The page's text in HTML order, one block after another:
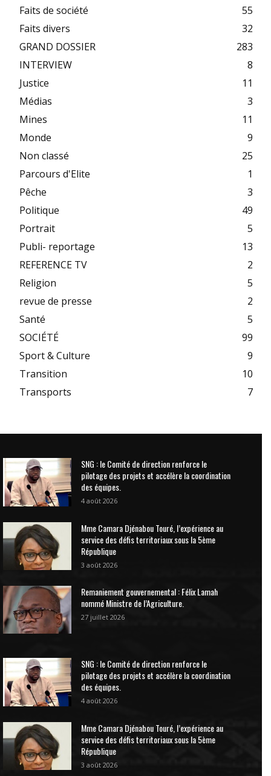
Faits de société
55
Faits divers
32
GRAND DOSSIER
283
INTERVIEW
8
Justice
11
Médias
3
Mines
11
Monde
9
Non classé
25
Parcours d'Elite
1
Pêche
3
Politique
49
Portrait
5
Publi- reportage
13
REFERENCE TV
2
Religion
5
revue de presse
2
Santé
5
SOCIÉTÉ
99
Sport & Culture
9
Transition
10
Transports
7
SNG : le Comité de direction renforce le
pilotage des projets et accélère la coordination
des équipes.
4 août 2026
Mme Camara Djénabou Touré, l’expérience au
service des défis territoriaux sous la 5ème
République
3 août 2026
Remaniement gouvernemental : Félix Lamah
nommé Ministre de l’Agriculture.
27 juillet 2026
SNG : le Comité de direction renforce le
pilotage des projets et accélère la coordination
des équipes.
4 août 2026
Mme Camara Djénabou Touré, l’expérience au
service des défis territoriaux sous la 5ème
République
3 août 2026